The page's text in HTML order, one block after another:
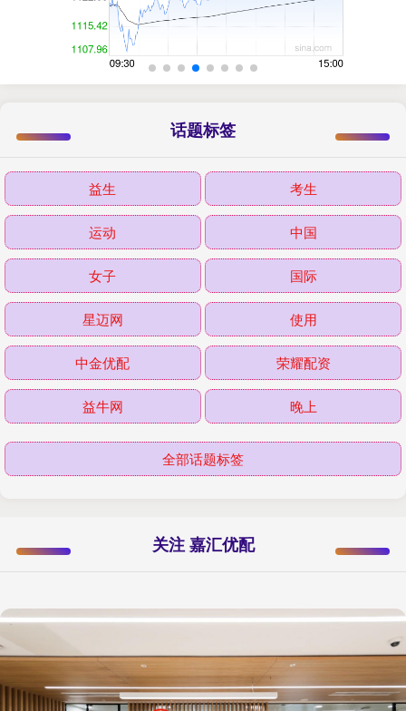
话题标签
益生 考生
运动 中国
女子 国际
星迈网 使用
中金优配 荣耀配资
益牛网 晚上
全部话题标签
关注 嘉汇优配